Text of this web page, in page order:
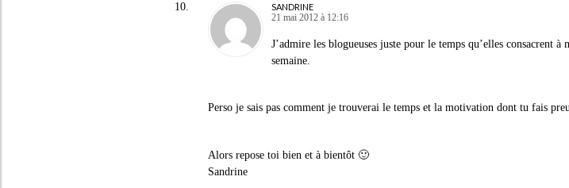
SANDRINE
21 mai 2012 à 12:16
J’admire les blogueuses juste pour le temps qu’elles consacrent
semaine.
Perso je sais pas comment je trouverai le temps et la motivation dont tu fais
Alors repose toi bien et à bientôt 🙂
Sandrine